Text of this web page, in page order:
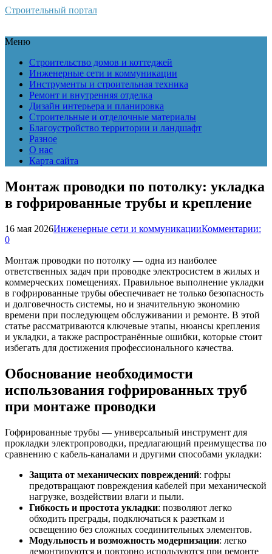
Строительный портал
Меню
Строительство домов и коттеджей
Инженерные сети и коммуникации
Инструменты и строительная техника
Ремонт и внутренняя отделка
Дизайн интерьера и планировка
Строительные и отделочные материалы
Благоустройство территории и ландшафт
Разное
О нас
Карта сайта
Монтаж проводки по потолку: укладка
в гофрированные трубы и крепление
16 мая 2026Инженерные сети и коммуникацииКомментарии:
0
Монтаж проводки по потолку — одна из наиболее
ответственных задач при проводке электросистем в жилых и
коммерческих помещениях. Правильное выполнение укладки
в гофрированные трубы обеспечивает не только безопасность
и долговечность системы, но и значительную экономию
времени при последующем обслуживании и ремонте. В этой
статье рассматриваются ключевые этапы, нюансы крепления
и укладки, а также распространённые ошибки, которые стоит
избегать для достижения профессионального качества.
Обоснование необходимости
использования гофрированных труб
при монтаже проводки
Гофрированные трубы — универсальный инструмент для
прокладки электропроводки, предлагающий преимущества по
сравнению с кабель-каналами и другими способами укладки:
Защита от механических повреждений: гофры
предотвращают повреждения кабелей при механической
нагрузке, воздействии влаги и пыли.
Гибкость и простота укладки: позволяют легко
обходить преграды, подключаться к разеткам и
освещению без сложных соединительных элементов.
Модульность и возможность модернизации: легко
демонтируются и повторно используются при ремонте